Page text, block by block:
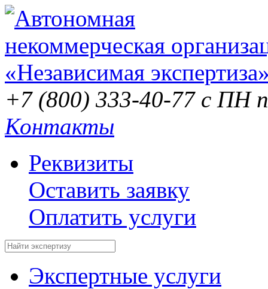
+7 (800) 333-40-77 с ПН
Контакты
Реквизиты
Оставить заявку
Оплатить услуги
Экспертные услуги